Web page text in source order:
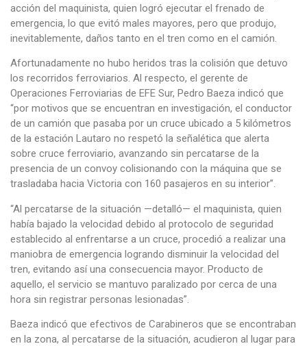
acción del maquinista, quien logró ejecutar el frenado de
emergencia, lo que evitó males mayores, pero que produjo,
inevitablemente, daños tanto en el tren como en el camión.
Afortunadamente no hubo heridos tras la colisión que detuvo
los recorridos ferroviarios. Al respecto, el gerente de
Operaciones Ferroviarias de EFE Sur, Pedro Baeza indicó que
“por motivos que se encuentran en investigación, el conductor
de un camión que pasaba por un cruce ubicado a 5 kilómetros
de la estación Lautaro no respetó la señalética que alerta
sobre cruce ferroviario, avanzando sin percatarse de la
presencia de un convoy colisionando con la máquina que se
trasladaba hacia Victoria con 160 pasajeros en su interior”.
“Al percatarse de la situación —detalló— el maquinista, quien
había bajado la velocidad debido al protocolo de seguridad
establecido al enfrentarse a un cruce, procedió a realizar una
maniobra de emergencia logrando disminuir la velocidad del
tren, evitando así una consecuencia mayor. Producto de
aquello, el servicio se mantuvo paralizado por cerca de una
hora sin registrar personas lesionadas”.
Baeza indicó que efectivos de Carabineros que se encontraban
en la zona, al percatarse de la situación, acudieron al lugar para